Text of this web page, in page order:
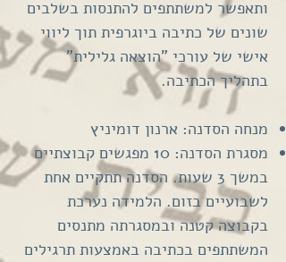
ותאפשר למשתתפים להתנסות בשלבים
שונים של כתיבה ביוגרפית תוך ליווי
אישי של עורכי "הוצאה גלילית"
בתהליך הכתיבה.
מנחה הסדנה: ארנון דומיניץ
מסגרת הסדנה: 10 מפגשים קבוצתיים
במשך 3 שעות. הסדנה תתקיים אחת
לשבועיים בזום. הלמידה נערכת
בקבוצה קטנה ובמסגרתה מתנסים
המשתתפים בכתיבה באמצעות תרגילים